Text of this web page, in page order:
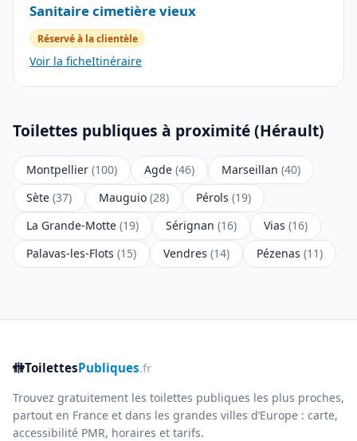
Sanitaire cimetière vieux
Réservé à la clientèle
Voir la ficheItinéraire
Toilettes publiques à proximité (Hérault)
Montpellier (100) Agde (46) Marseillan (40)
Sète (37) Mauguio (28) Pérols (19)
La Grande-Motte (19) Sérignan (16) Vias (16)
Palavas-les-Flots (15) Vendres (14) Pézenas (11)
🚻ToilettesPubliques.fr
Trouvez gratuitement les toilettes publiques les plus proches,
partout en France et dans les grandes villes d’Europe : carte,
accessibilité PMR, horaires et tarifs.